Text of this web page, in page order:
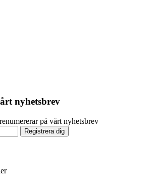
nyhetsbrev
på vårt nyhetsbrev
Registrera dig